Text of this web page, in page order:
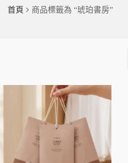
首頁 商品標籤為 “琥珀書房”